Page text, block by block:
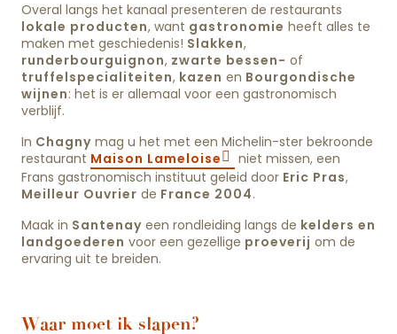
Overal langs het kanaal presenteren de restaurants
lokale producten, want gastronomie heeft alles te
maken met geschiedenis! Slakken,
runderbourguignon, zwarte bessen- of
truffelspecialiteiten, kazen en Bourgondische
wijnen: het is er allemaal voor een gastronomisch
verblijf.
In Chagny mag u het met een Michelin-ster bekroonde
restaurant Maison Lameloise
niet missen, een
Frans gastronomisch instituut geleid door Eric Pras,
Meilleur Ouvrier de France 2004.
Maak in Santenay een rondleiding langs de kelders en
landgoederen voor een gezellige proeverij om de
ervaring uit te breiden.
Waar moet ik slapen?